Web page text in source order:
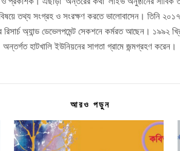
তথ্য সংগ্রহ ও সংরক্ষণ করতে ভালোবাসেন। তিনি ২০১৭
রিসার্চ অ্যান্ড ডেভেলপমেন্ট সেকশনে কর্মরত আছেন। ১৯৯২
অন্তর্গত হাটখালি ইউনিয়নের সাগতা গ্রামে জন্মগ্রহণ করেন।
আরও পড়ুন